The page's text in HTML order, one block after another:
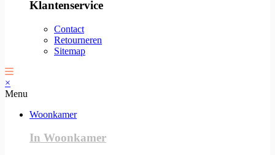
Klantenservice
Contact
Retourneren
Sitemap
×
Menu
Woonkamer
In Woonkamer